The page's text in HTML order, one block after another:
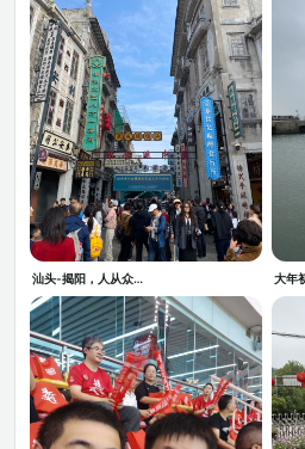
汕头-揭阳，人从众… 大年